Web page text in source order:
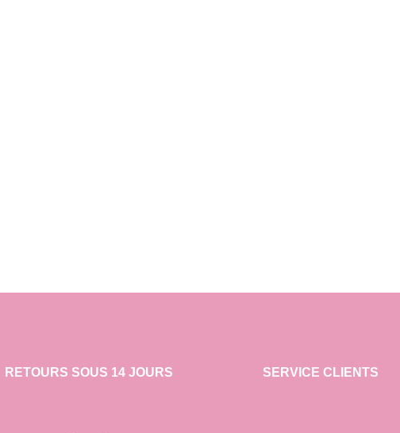
RETOURS SOUS 14 JOURS SERVICE CLIENTS